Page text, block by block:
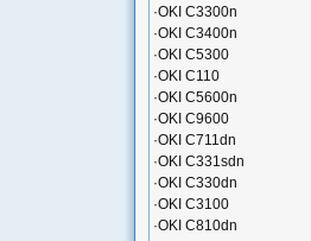
·OKI C3300n
·OKI C3400n
·OKI C5300
·OKI C110
·OKI C5600n
·OKI C9600
·OKI C711dn
·OKI C331sdn
·OKI C330dn
·OKI C3100
·OKI C810dn